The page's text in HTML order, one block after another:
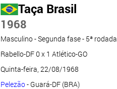
Taça Brasil
1968
Masculino - Segunda fase - 5ª rodada
Rabello-DF 0 x 1 Atlético-GO
Quinta-feira, 22/08/1968
Pelezão- Guará-DF (BRA)